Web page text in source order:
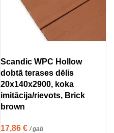
Scandic WPC Hollow
dobtā terases dēlis
20x140x2900, koka
imitācija/rievots, Brick
brown
17,86 € / gab